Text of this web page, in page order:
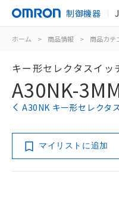
制御機器
ホーム > 商品情報 > 商品カテ
キー形セレクタスイッ
A30NK-
A30NK キー形セレクタ
マイリストに追加